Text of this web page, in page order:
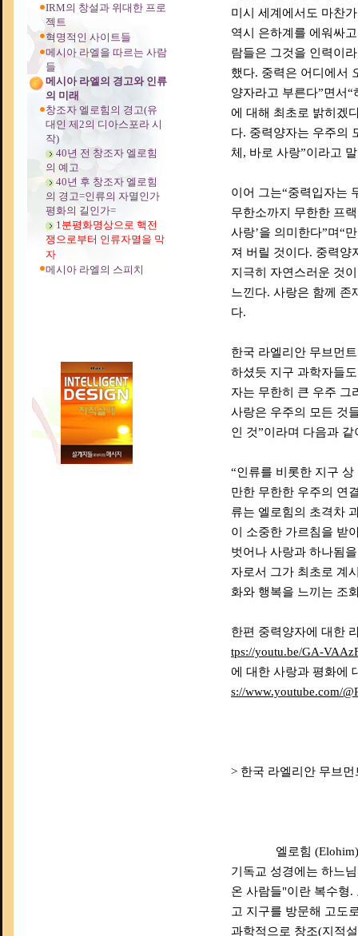
IRM의 창설과 위대한 프로
젝트
혁명적인 사이트들
메시아 라엘을 따르는 사람
들
메시아 라엘의 경고와 인류
의 미래
창조자 엘로힘의 경고(유
대인 제2의 디아스포라 시
작)
40년 전 창조자 엘로힘
의 예고
40년 후 창조자 엘로힘
의 경고=인류의 자멸인가
평화의 길인가=
1분평화명상으로 핵전
쟁으로부터 인류자멸을 막
자
메시아 라엘의 스피치
미시 세계에서도 마찬
역시 은하계를 에워싸
람들은 그것을 인력이
했다. 중력은 어디에서
양자라고 부른다”면서
에 대해 최초로 밝히겠
다. 중력양자는 우주의
체, 바로 사랑”이라고
이어 그는“중력입자는
무한소까지 무한한 프
사랑’을 의미한다”며“
져 버릴 것이다. 중력양
지극히 자연스러운 것
느낀다. 사랑은 함께 존
다.
한국 라엘리안 무브먼
하셨듯 지구 과학자들
자는 무한히 큰 우주 그
사랑은 우주의 모든 것
인 것”이라며 다음과
“인류를 비롯한 지구
만한 무한한 우주의 연
류는 엘로힘의 초격차
이 소중한 가르침을 받
벗어나 사랑과 하나됨
자로서 그가 최초로 계
화와 행복을 느끼는 조
한편 중력양자에 대한
tps://youtu.be/GA-
에 대한 사랑과 평화에
s://www.youtube.com/
> 한국 라엘리안 무브
엘로힘 (Elohim)
기독교 성경에는 하느
온 사람들"이란 복수형.
고 지구를 방문해 고도
과학적으로 창조(지적